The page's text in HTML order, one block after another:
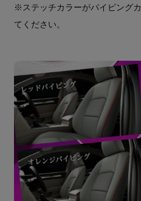
※ステッチカラーがパイピング
てください。